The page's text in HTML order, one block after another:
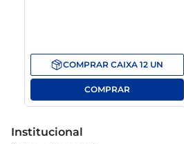
COMPRAR CAIXA 12 UN
Institucional